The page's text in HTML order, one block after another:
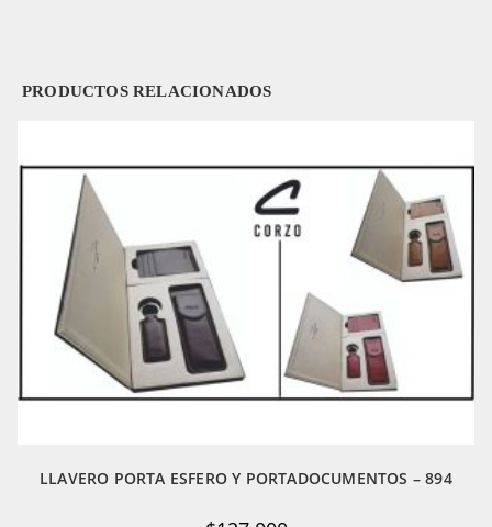
PRODUCTOS RELACIONADOS
LLAVERO PORTA ESFERO Y PORTADOCUMENTOS – 894